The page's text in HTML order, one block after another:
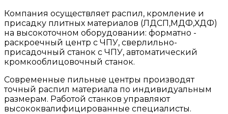
Компания осуществляет распил, кромление и
присадку плитных материалов (ЛДСП,МДФ,ХДФ)
на высокоточном оборудовании: форматно -
раскроечный центр с ЧПУ, сверлильно-
присадочный станок с ЧПУ, автоматический
кромкооблицовочный станок.
Современные пильные центры производят
точный распил материала по индивидуальным
размерам. Работой станков управляют
высококвалифицированные специалисты.